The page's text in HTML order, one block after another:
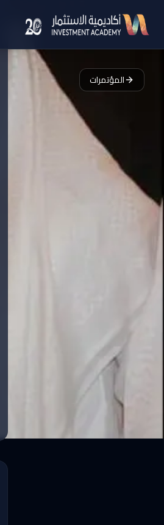
المؤتمرات